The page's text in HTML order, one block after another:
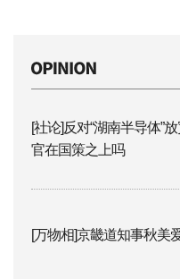
[社论]反对“湖南半导体”
官在国策之上吗
[万物相]京畿道知事秋美